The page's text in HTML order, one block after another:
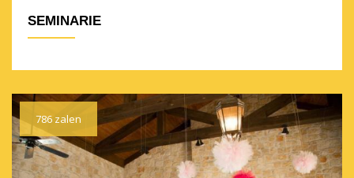
SEMINARIE
786 zalen